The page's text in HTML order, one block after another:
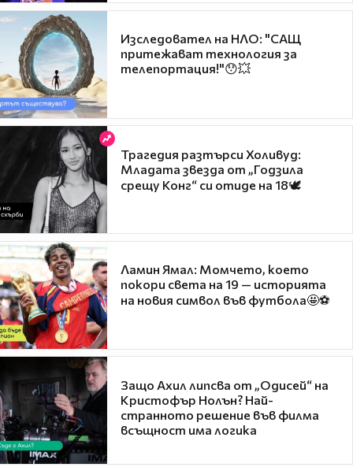
Изследовател на НЛО: "САЩ
притежават технология за
телепортация!"😯💥
Трагедия разтърси Холивуд:
Младата звезда от „Годзила
срещу Конг“ си отиде на 18🕊️
Ламин Ямал: Момчето, което
покори света на 19 — историята
на новия символ във футбола🤩⚽
Защо Ахил липсва от „Одисей“ на
Кристофър Нолън? Най-
странното решение във филма
всъщност има логика